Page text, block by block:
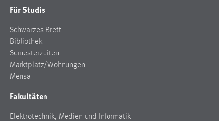
Für Studis
Schwarzes Brett
Bibliothek
Semesterzeiten
Marktplatz/Wohnungen
Mensa
Fakultäten
Elektrotechnik, Medien und Informatik